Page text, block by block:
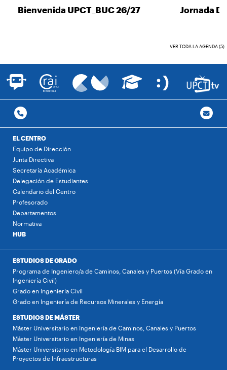
Bienvenida UPCT_BUC 26/27 Jornada
VER TODA LA AGENDA (5)
EL CENTRO
Equipo de Dirección
Junta Directiva
Secretaría Académica
Delegación de Estudiantes
Calendario del Centro
Profesorado
Departamentos
Normativa
HUB
ESTUDIOS DE GRADO
Programa de Ingeniero/a de Caminos, Canales y Puertos (Vía Grado en
Ingeniería Civil)
Grado en Ingeniería Civil
Grado en Ingeniería de Recursos Minerales y Energía
ESTUDIOS DE MÁSTER
Máster Universitario en Ingeniería de Caminos, Canales y Puertos
Máster Universitario en Ingeniería de Minas
Máster Universitario en Metodología BIM para el Desarrollo de
Proyectos de Infraestructuras